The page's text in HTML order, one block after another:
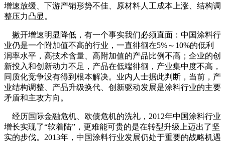
增速放缓、下游产销形势不佳、原材料人工成本上涨、结构调
整压力凸显。
撇开增速明显降低，有一个事实我们必须直面：中国涂料行
业仍是一个附加值不高的行业，一直徘徊在5%～10%的低利
润率水平，高技术含量、高附加值的产品比例不高；企业的创
新投入和创新动力不足，产品在低端徘徊，产业集中度不高，
同质化竞争没有得到根本解决。业内人士据此判断，当前，产
业结构调整、产品升级换代、创新驱动发展是涂料行业的主要
矛盾和主攻方向。
经历国际金融危机、欧债危机的洗礼，2012年中国涂料行业
增长实现了“软着陆”，更难能可贵的是在转型升级上迈出了坚
实的步伐。2013年，中国涂料行业发展仍处于重要的战略机遇